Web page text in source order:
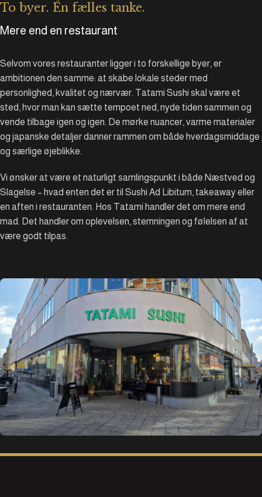
To byer. Én fælles tanke.
Mere end en restaurant
Selvom vores restauranter ligger i to forskellige byer, er
ambitionen den samme: at skabe lokale steder med
personlighed, kvalitet og nærvær. Tatami Sushi skal være et
sted, hvor man kan sætte tempoet ned, nyde tiden sammen og
vende tilbage igen og igen. De mørke nuancer, varme materialer
og japanske detaljer danner rammen om både hverdagsmiddage
og særlige øjeblikke.
Vi ønsker at være et naturligt samlingspunkt i både Næstved og
Slagelse – hvad enten det er til Sushi Ad Libitum, takeaway eller
en aften i restauranten. Hos Tatami handler det om mere end
mad. Det handler om oplevelsen, stemningen og følelsen af at
være godt tilpas.